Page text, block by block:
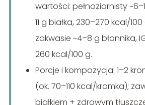
wartości: pełnoziarnisty
11 g białka, 230–270 kcal/
zakwasie ~4–8 g błonnika,
260 kcal/100 g.
Porcje i kompozycja: 1–2
(ok. 70–110 kcal/kromka);
białkiem + zdrowym